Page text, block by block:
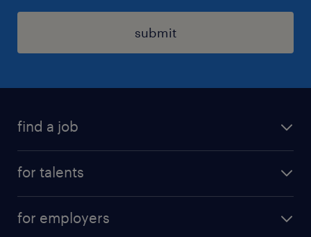
submit
find a job
for talents
professional career
for employers